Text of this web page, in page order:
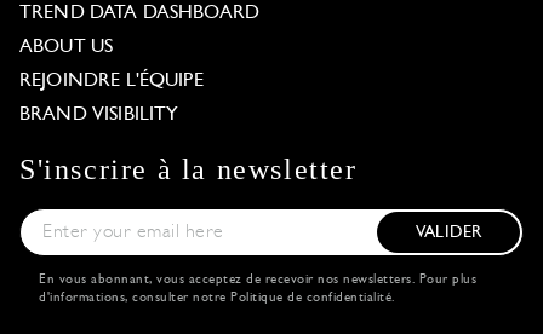
TREND DATA DASHBOARD
ABOUT US
REJOINDRE L'ÉQUIPE
BRAND VISIBILITY
S'inscrire à la newsletter
VALIDER
En vous abonnant, vous acceptez de recevoir nos newsletters. Pour plus
d'informations, consulter notre Politique de confidentialité.